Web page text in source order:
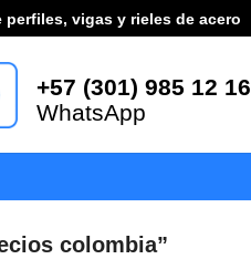
vigas y rieles de acero
+57 (301) 985 12 16
WhatsApp
colombia”